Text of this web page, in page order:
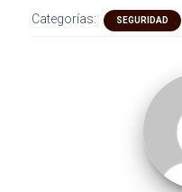
e
ce tt e
Categorías: SEGURIDAD